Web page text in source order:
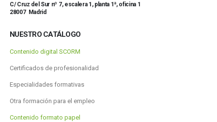
C/ Cruz del Sur nº 7, escalera 1, planta 1ª, oficina 1
28007 Madrid
NUESTRO CATÁLOGO
Contenido digital SCORM
Certificados de profesionalidad
Especialidades formativas
Otra formación para el empleo
Contenido formato papel